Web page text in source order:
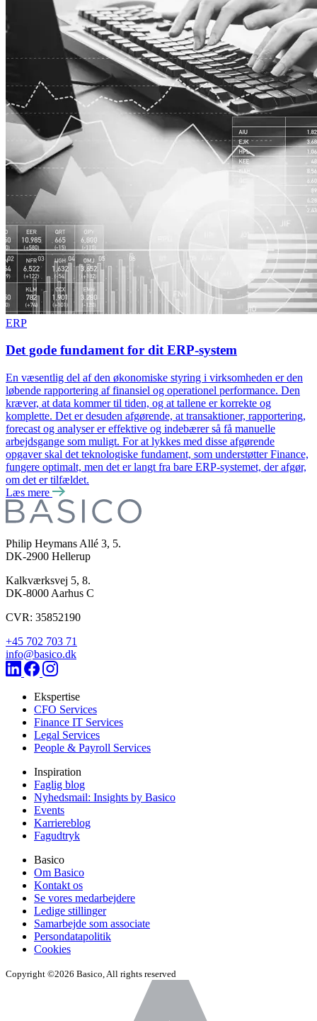
ERP
Det gode fundament for dit ERP-system
En væsentlig del af den økonomiske styring i virksomheden er den
løbende rapportering af finansiel og operationel performance. Den
kræver, at data kommer til tiden, og at tallene er korrekte og
komplette. Det er desuden afgørende, at transaktioner, rapportering,
forecast og analyser er effektive og indebærer så få manuelle
arbejdsgange som muligt. For at lykkes med disse afgørende
opgaver skal det teknologiske fundament, som understøtter Finance,
fungere optimalt, men det er langt fra bare ERP-systemet, der afgør,
om det er tilfældet.
Læs mere
Philip Heymans Allé 3, 5.
DK-2900 Hellerup
Kalkværksvej 5, 8.
DK-8000 Aarhus C
CVR: 35852190
+45 702 703 71
info@basico.dk
Ekspertise
CFO Services
Finance IT Services
Legal Services
People & Payroll Services
Inspiration
Faglig blog
Nyhedsmail: Insights by Basico
Events
Karriereblog
Fagudtryk
Basico
Om Basico
Kontakt os
Se vores medarbejdere
Ledige stillinger
Samarbejde som associate
Persondatapolitik
Cookies
Copyright ©2026 Basico, All rights reserved